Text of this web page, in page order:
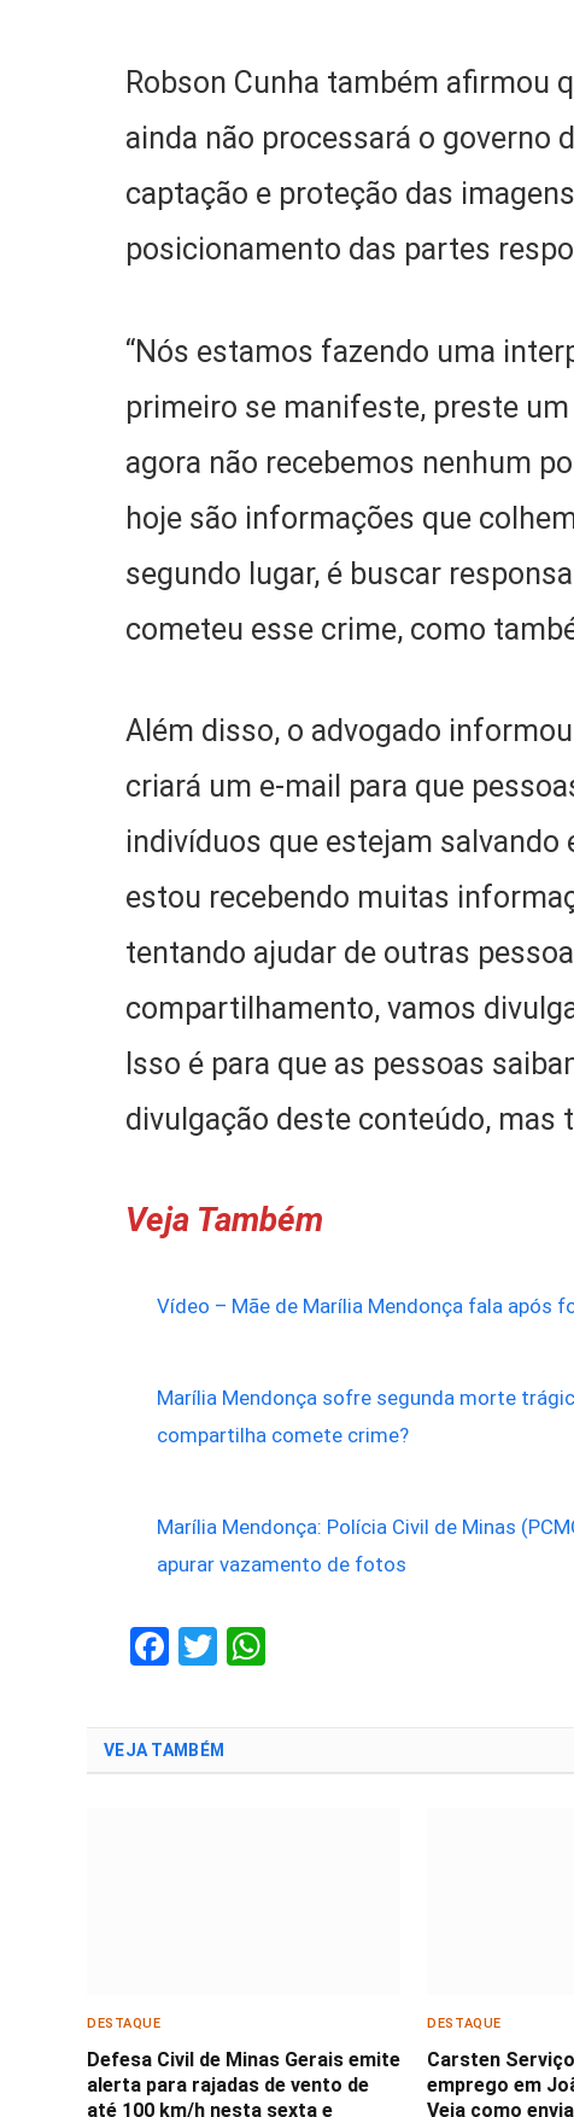
Robson Cunha também afirmou
ainda não processará o governo
captação e proteção das
posicionamento das partes
“Nós estamos fazendo uma
primeiro se manifeste, preste
agora não recebemos nenhum
hoje são informações que
segundo lugar, é buscar
cometeu esse crime, como
Além disso, o advogado
criará um e-mail para que
indivíduos que estejam salvando
estou recebendo muitas
tentando ajudar de outras
compartilhamento, vamos
Isso é para que as pessoas
divulgação deste conteúdo, mas
Veja Também
Vídeo – Mãe de Marília Mendonça fala após
Marília Mendonça sofre segunda morte
compartilha comete crime?
Marília Mendonça: Polícia Civil de Minas
apurar vazamento de fotos
Facebook
Twitter
VEJA TAMBÉM
DESTAQUE
Defesa Civil de Minas Gerais emite
alerta para rajadas de vento de
até 100 km/h nesta sexta e
DESTAQUE
Carsten
emprego em
Veja como